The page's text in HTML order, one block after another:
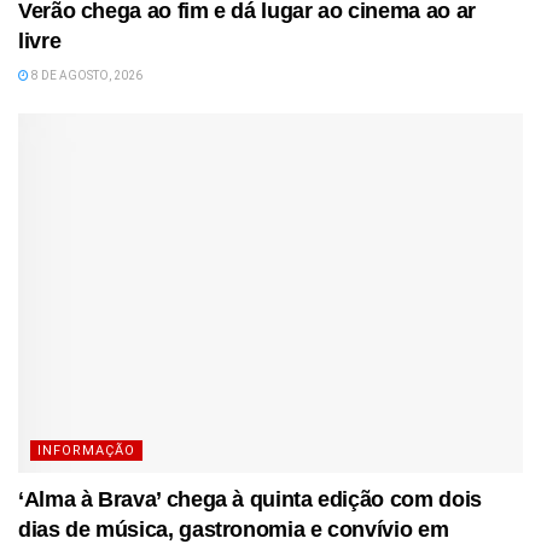
Verão chega ao fim e dá lugar ao cinema ao ar
livre
8 DE AGOSTO, 2026
INFORMAÇÃO
‘Alma à Brava’ chega à quinta edição com dois
dias de música, gastronomia e convívio em